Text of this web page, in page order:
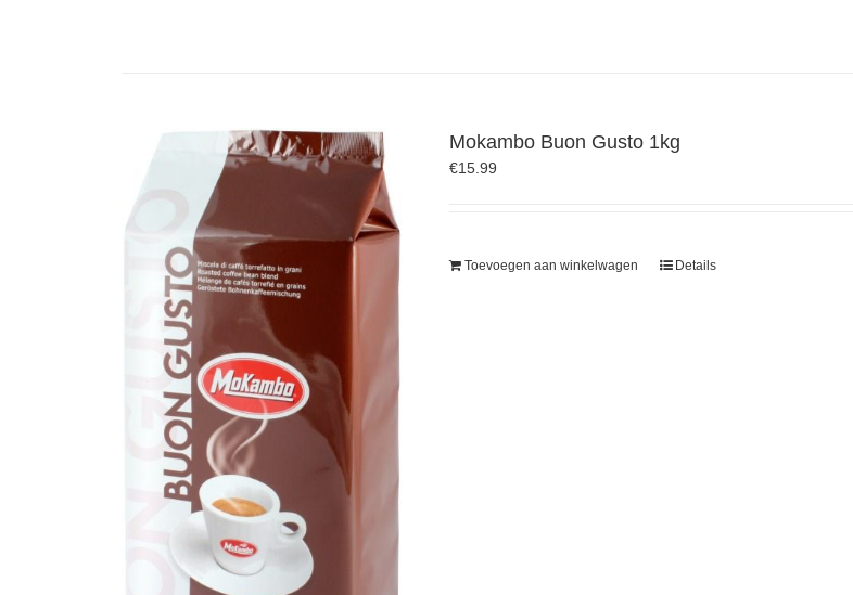
Mokambo Buon Gusto 1kg
€15.99
Toevoegen aan winkelwagen Details